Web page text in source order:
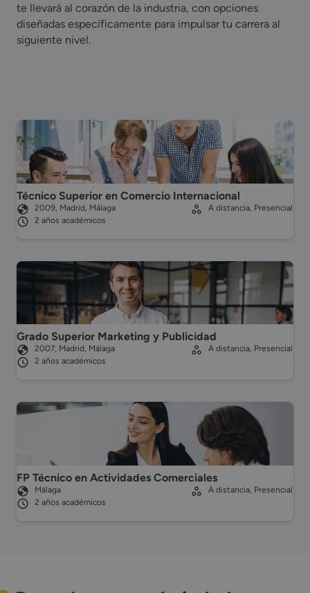
te llevará al corazón de la industria, con opciones
diseñadas específicamente para impulsar tu carrera al
siguiente nivel.
Técnico Superior en Comercio Internacional
2009, Madrid, Málaga
2 años académicos
A distancia, Presencial
Grado Superior Marketing y Publicidad
2007, Madrid, Málaga
2 años académicos
A distancia, Presencial
FP Técnico en Actividades Comerciales
Málaga
2 años académicos
A distancia, Presencial